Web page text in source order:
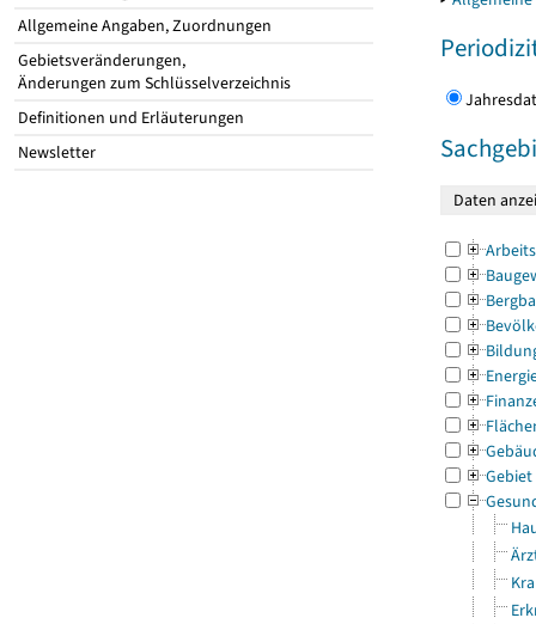
Allgemeine Angaben, Zuordnungen
Gebietsveränderungen,
Änderungen zum Schlüsselverzeichnis
Definitionen und Erläuterungen
Newsletter
Gebiet